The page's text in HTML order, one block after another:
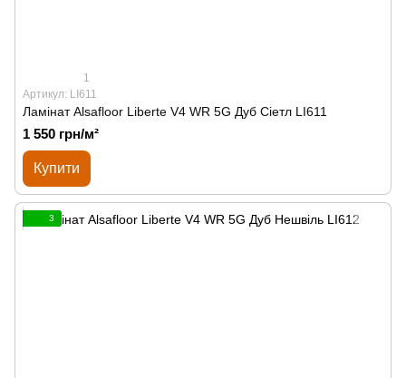
1
Артикул: LI611
Ламінат Alsafloor Liberte V4 WR 5G Дуб Сіетл LI611
1 550 грн/м²
Купити
3